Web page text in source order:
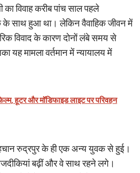
का विवाह करीब पांच साल पहले
साथ हुआ था। लेकिन वैवाहिक जीवन में
विवाद के कारण दोनों लंबे समय से
यह मामला वर्तमान में न्यायालय में
हूटर और मॉडिफाइड लाइट पर परिवहन
रुद्रपुर के ही एक अन्य युवक से हुई।
बढ़ीं और वे साथ रहने लगे।